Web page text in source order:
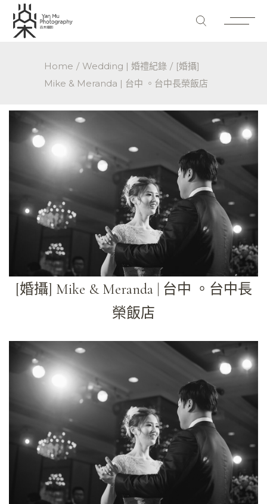
Home Wedding | 婚禮紀錄
[婚攝]
Mike & Meranda | 台中 。台中長榮飯店
[婚攝] Mike & Meranda | 台中 。台中長
榮飯店